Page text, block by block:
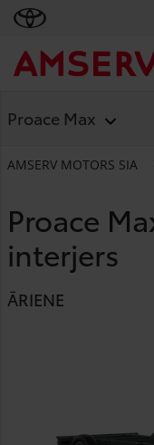
Proace Max
AMSERV MOTORS SIA
Proace
interjers
ĀRIENE